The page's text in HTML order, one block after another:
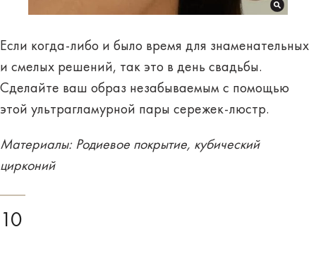
Если когда-либо и было время для знаменательных
и смелых решений, так это в день свадьбы.
Сделайте ваш образ незабываемым с помощью
этой ультрагламурной пары сережек-люстр.
Материалы: Родиевое покрытие, кубический
цирконий
10